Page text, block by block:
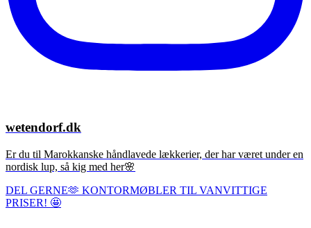
wetendorf.dk
Er du til Marokkanske håndlavede lækkerier, der har været under en
nordisk lup, så kig med her🌸
DEL GERNE🫶 KONTORMØBLER TIL VANVITTIGE
PRISER! 🤩